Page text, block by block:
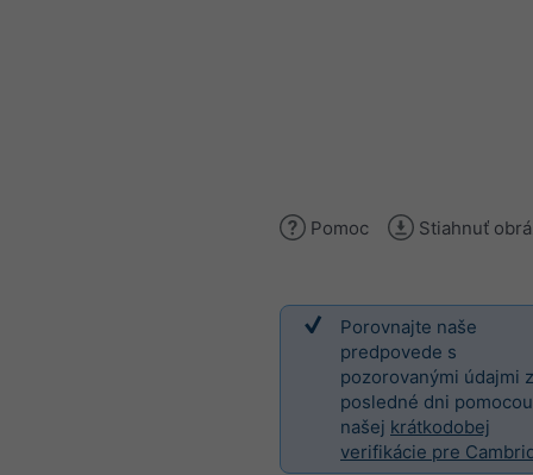
Pomoc Stiahnuť
Porovnajte naše
predpovede s
pozorovanými údajmi
posledné dni pomocou
našej krátkodobej
verifikácie pre